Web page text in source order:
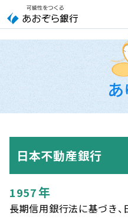
文
ジ
ャ
ン
プ
こ
インターネットバンキング
法人のお客さまはこちら
デビット専用WEB
大和証券Webサービス
（あおぞらみらい彩りラップ）
あおぞら銀行 口座開設
日本不動産銀行
1957年
長期信用銀行法に基づき